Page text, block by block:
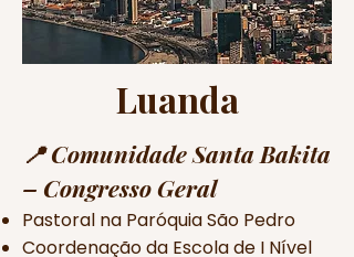
Luanda
📍 Comunidade Santa Bakita
– Congresso Geral
Pastoral na Paróquia São Pedro
Coordenação da Escola de I Nível